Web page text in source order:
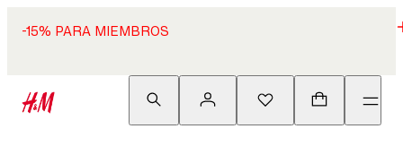
-15% PARA MIEMBROS